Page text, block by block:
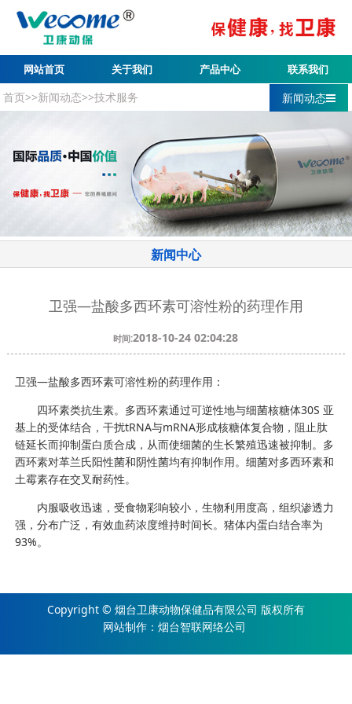
网站首页 关于我们 产品中心 联系我们
新闻动态
首页>>新闻动态>>技术服务
新闻中心
卫强—盐酸多西环素可溶性粉的药理作用
时间:2018-10-24 02:04:28
卫强—盐酸多西环素可溶性粉的药理作用：
四环素类抗生素。多西环素通过可逆性地与细菌核糖体30S 亚
基上的受体结合，干扰tRNA与mRNA形成核糖体复合物，阻止肽
链延长而抑制蛋白质合成，从而使细菌的生长繁殖迅速被抑制。多
西环素对革兰氏阳性菌和阴性菌均有抑制作用。细菌对多西环素和
土霉素存在交叉耐药性。
内服吸收迅速，受食物彩响较小，生物利用度高，组织渗透力
强，分布广泛，有效血药浓度维持时间长。猪体内蛋白结合率为
93%。
Copyright © 烟台卫康动物保健品有限公司 版权所有
网站制作 ： 烟台智联网络公司